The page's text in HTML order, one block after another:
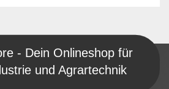
- Dein Onlineshop für
und Agrartechnik